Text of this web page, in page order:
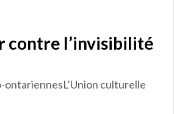
contre l’invisibilité
ontariennesL’Union culturelle